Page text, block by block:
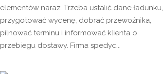
elementów naraz. Trzeba ustalić dane ładunku,
przygotować wycenę, dobrać przewoźnika,
pilnować terminu i informować klienta o
przebiegu dostawy. Firma spedyc...